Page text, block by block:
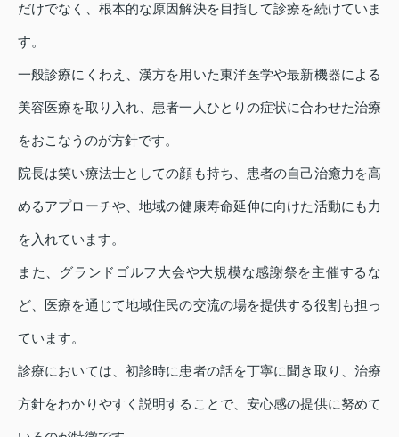
だけでなく、根本的な原因解決を目指して診療を続けていま
す。
一般診療にくわえ、漢方を用いた東洋医学や最新機器による
美容医療を取り入れ、患者一人ひとりの症状に合わせた治療
をおこなうのが方針です。
院長は笑い療法士としての顔も持ち、患者の自己治癒力を高
めるアプローチや、地域の健康寿命延伸に向けた活動にも力
を入れています。
また、グランドゴルフ大会や大規模な感謝祭を主催するな
ど、医療を通じて地域住民の交流の場を提供する役割も担っ
ています。
診療においては、初診時に患者の話を丁寧に聞き取り、治療
方針をわかりやすく説明することで、安心感の提供に努めて